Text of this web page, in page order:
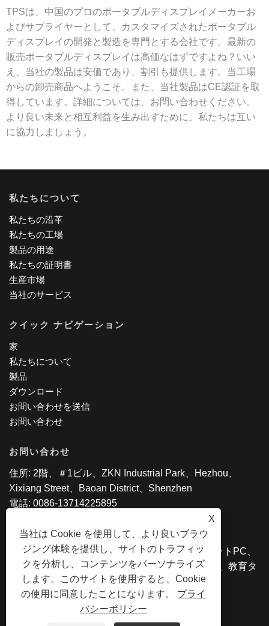
TPSは、中国のプロのポータブルディスプレイメーカーお
よびサプライヤーとして、カスタマイズされたポータブル
ディスプレイの開発と製造を専門とする会社です。最新の
販売ポータブルディスプレイは高価なはずですよね？いい
え、当社の製品は安価であり、割引も提供します。当工場
からの卸売商品へようこそ。また、当社製品はCE認証を取
得しています。詳細については、お問い合わせください。
より良い未来と相互利益を生み出すために、私たちは互い
に協力しましょう。
X
当社は Cookie を使用して、より良いブラウ
ジング体験を提供し、サイトのトラフィッ
クを分析し、コンテンツをパーソナライズ
します。このサイトを使用すると、Cookie
の使用に同意したことになります。 プライ
バシーポリシー
私たちについて
私たちの沿革
私たちの工場
製品の用途
私たちの証明書
生産市場
当社のサービス
クイック ナビゲーション
家
私たちについて
製品
ダウンロード
お問い合わせを送信
お問い合わせ
お問い合わせ
住所: 2階、＃1ビル、ZKN Industrial Park、Hezhou、
Xixiang Street、Baoan District、Shenzhen
電話: 0086-13714225895
Copyright©2020 SZ TPS Co。、Ltd。 - タブレットPC、
Android AIO、Intel Laptop、2 in 1タブレットPC、教育タ
ブレットAll Rights Reserved